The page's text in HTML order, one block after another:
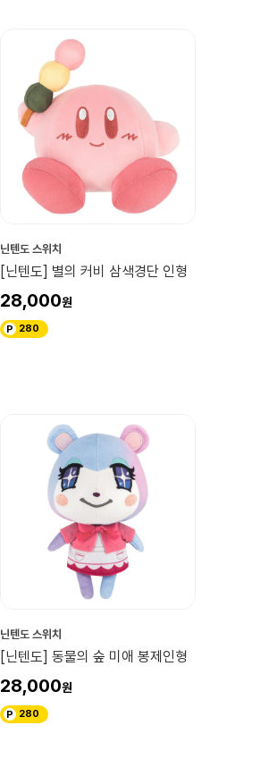
닌텐도 스위치
[닌텐도] 별의 커비 삼색경단 인형
28,000
280
닌텐도 스위치
[닌텐도] 동물의 숲 미애 봉제인형
28,000
280